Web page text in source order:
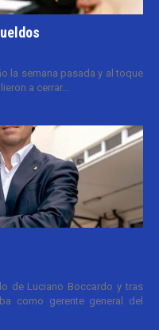
la semana pasada y al toque
a cerrar...
de Luciano Boccardo y tras
como gerente general del